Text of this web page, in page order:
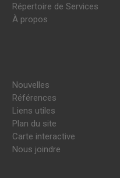
Répertoire de Services
À propos
Nouvelles
Références
Liens utiles
Plan du site
Carte interactive
Nous joindre